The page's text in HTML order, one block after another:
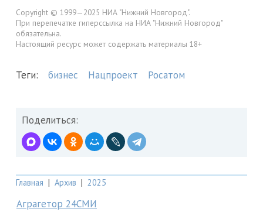
Copyright © 1999—2025 НИА "Нижний Новгород".
При перепечатке гиперссылка на НИА "Нижний Новгород"
обязательна.
Настоящий ресурс может содержать материалы 18+
Теги: бизнес Нацпроект Росатом
Поделиться:
Главная | Архив | 2025
Аграгетор 24СМИ